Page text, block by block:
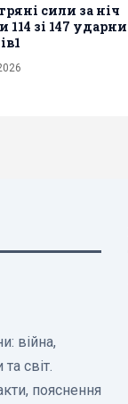
сили за ніч
114 зі 147
війна,
світ.
пояснення